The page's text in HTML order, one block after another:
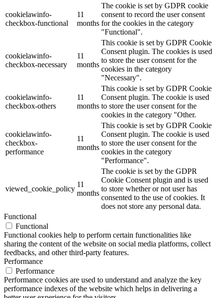
cookielawinfo-
checkbox-functional
11
months
The cookie is set by GDPR cookie
consent to record the user consent
for the cookies in the category
"Functional".
cookielawinfo-
checkbox-necessary
11
months
This cookie is set by GDPR Cookie
Consent plugin. The cookies is used
to store the user consent for the
cookies in the category
"Necessary".
cookielawinfo-
checkbox-others
11
months
This cookie is set by GDPR Cookie
Consent plugin. The cookie is used
to store the user consent for the
cookies in the category "Other.
cookielawinfo-
checkbox-
performance
11
months
This cookie is set by GDPR Cookie
Consent plugin. The cookie is used
to store the user consent for the
cookies in the category
"Performance".
viewed_cookie_policy
11
months
The cookie is set by the GDPR
Cookie Consent plugin and is used
to store whether or not user has
consented to the use of cookies. It
does not store any personal data.
Functional
Functional
Functional cookies help to perform certain functionalities like
sharing the content of the website on social media platforms, collect
feedbacks, and other third-party features.
Performance
Performance
Performance cookies are used to understand and analyze the key
performance indexes of the website which helps in delivering a